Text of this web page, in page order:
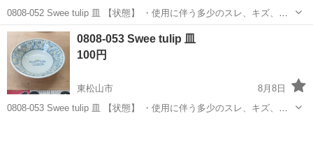
0808-052 Swee tulip 皿 【状態】 ・使用に伴う多少のスレ、キズ、落
としきれない汚れなどございます ・詳細は現地でご確認ください ・お
値引きは出来かねますのでご了承願います ※中古品のため...
埼玉 東松山市
0808-053 Swee tulip 皿
100円
東松山市
8月8日
0808-053 Swee tulip 皿 【状態】 ・使用に伴う多少のスレ、キズ、落